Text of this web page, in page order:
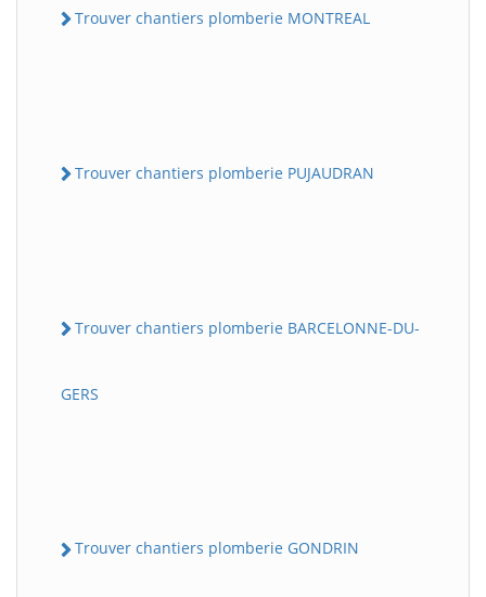
Trouver chantiers plomberie MONTREAL
Trouver chantiers plomberie PUJAUDRAN
Trouver chantiers plomberie BARCELONNE-DU-
GERS
Trouver chantiers plomberie GONDRIN